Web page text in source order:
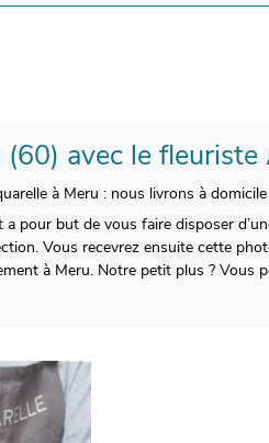
avec le
à Meru : nous livrons à
pour but de vous faire disposer
Vous recevrez ensuite cette
à Meru. Notre petit plus ?